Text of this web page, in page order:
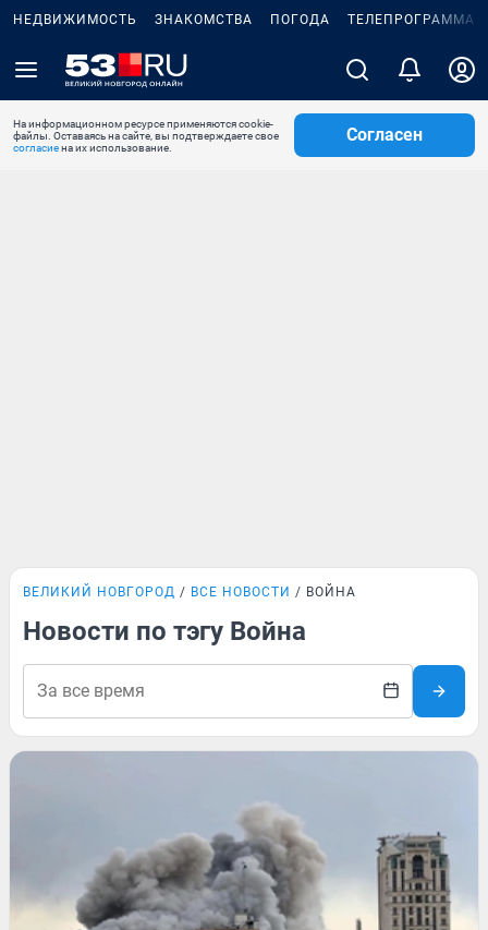
НЕДВИЖИМОСТЬ ЗНАКОМСТВА ПОГОДА ТЕЛЕПРОГРАММА
На информационном ресурсе применяются cookie-
файлы. Оставаясь на сайте, вы подтверждаете свое
согласиена их использование.
Согласен
ВЕЛИКИЙ НОВГОРОД ВСЕ НОВОСТИ ВОЙНА
Новости по тэгу Война